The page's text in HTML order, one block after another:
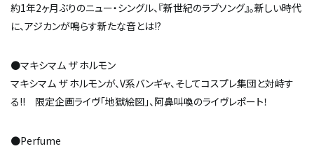
約1年2ヶ月ぶりのニュー・シングル、『新世紀のラブソング』。新しい時代
に、アジカンが鳴らす新たな音とは!?
●マキシマム ザ ホルモン
マキシマム ザ ホルモンが、V系バンギャ、そしてコスプレ集団と対峙す
る!! 限定企画ライヴ「地獄絵図」、阿鼻叫喚のライヴレポート！
●Perfume